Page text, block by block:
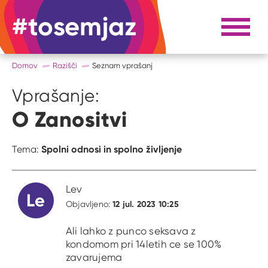
#tosemjaz #to sem jaz Razpri
Domov Razišči Seznam vprašanj
Vprašanje:
O Zanositvi
Tema: Spolni odnosi in spolno življenje
Le
Lev
Objavljeno:12 jul. 2023 10:25
Ali lahko z punco seksava z
kondomom pri 14letih ce se 100%
zavarujema